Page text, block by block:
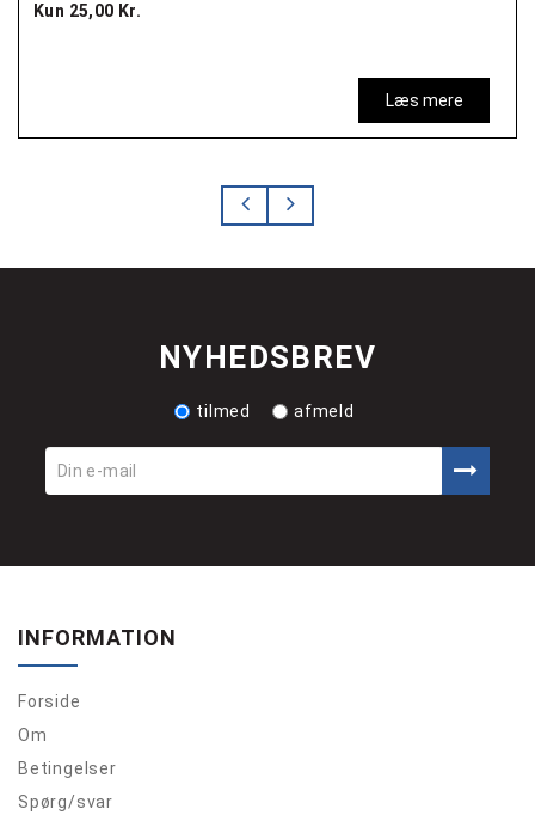
Kun 25,00 Kr.
Læs mere
NYHEDSBREV
tilmed afmeld
INFORMATION
Forside
Om
Betingelser
Spørg/svar